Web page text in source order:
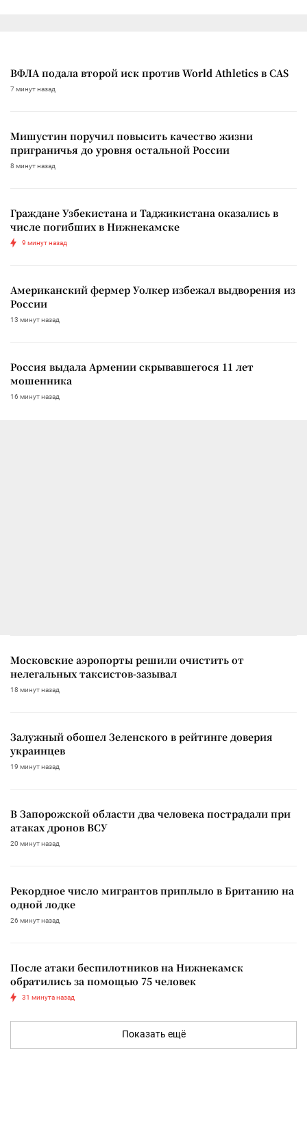
ВФЛА подала второй иск против World Athletics в CAS
7 минут назад
Мишустин поручил повысить качество жизни
приграничья до уровня остальной России
8 минут назад
Граждане Узбекистана и Таджикистана оказались в
числе погибших в Нижнекамске
9 минут назад
Американский фермер Уолкер избежал выдворения из
России
13 минут назад
Россия выдала Армении скрывавшегося 11 лет
мошенника
16 минут назад
Московские аэропорты решили очистить от
нелегальных таксистов-зазывал
18 минут назад
Залужный обошел Зеленского в рейтинге доверия
украинцев
19 минут назад
В Запорожской области два человека пострадали при
атаках дронов ВСУ
20 минут назад
Рекордное число мигрантов приплыло в Британию на
одной лодке
26 минут назад
После атаки беспилотников на Нижнекамск
обратились за помощью 75 человек
31 минута назад
Показать ещё